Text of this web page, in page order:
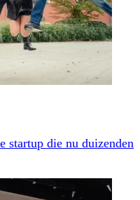
startup die nu duizenden